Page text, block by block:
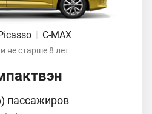
| C-MAX
не старше 8 лет
пассажиров